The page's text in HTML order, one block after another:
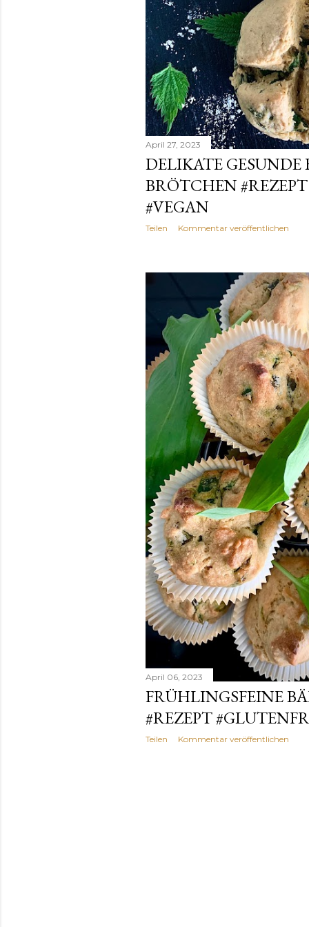
April 27, 2023
DELIKATE GESUNDE
BRÖTCHEN
#VEGAN
Teilen Kommentar veröffentlichen
April 06, 2023
FRÜHLINGSFEINE
#REZEPT
Teilen Kommentar veröffentlichen